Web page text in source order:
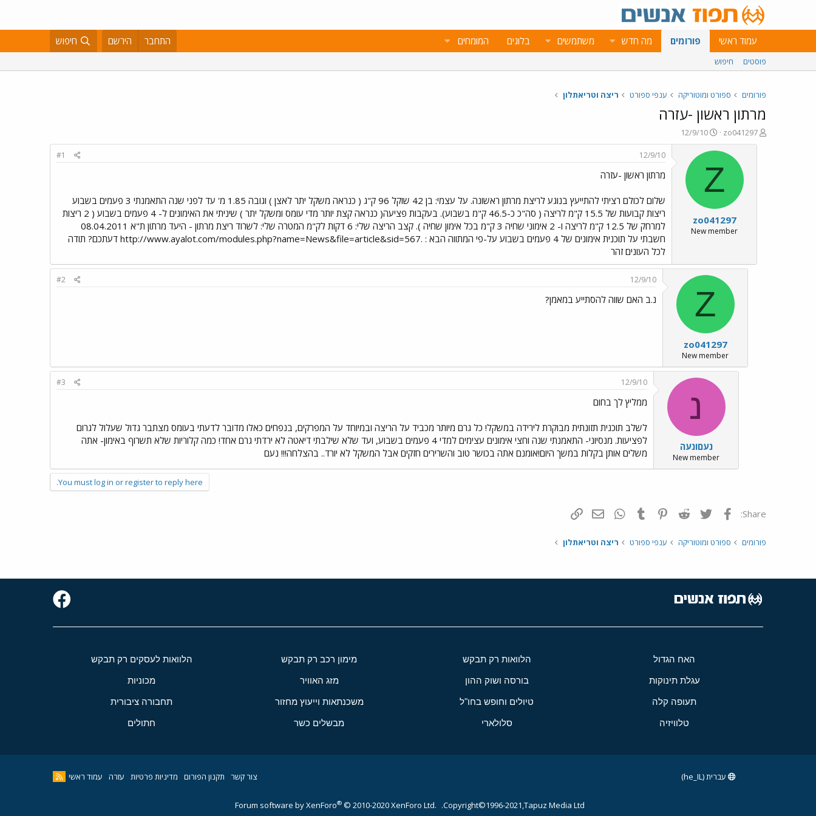
עמוד ראשי פורומים מה חדש משתמשים בלוגים המומחים התחבר הירשם חיפוש
פוסטים חיפוש
פורומים ספורט ומוטוריקה ענפי ספורט ריצה וטריאתלון
מרתון ראשון -עזרה
פ
ו
zo041297
פ
ו
ר
ב
א
ר
12/9/10
Z
zo041297
New member
12/9/10
#1
מרתון ראשון -עזרה
שלום לכולם רציתי להתייעץ בנוגע לריצת מרתון ראשונה. על עצמי: בן 42 שוקל 96 ק"ג ( כנראה משקל יתר לאצן ) וגובה 1.85 מ' עד לפני שנה התאמנתי 3 פעמים בשבוע
ריצות קבועות של 15.5 ק"מ לריצה ( סה"כ כ-46.5 ק"מ בשבוע). בעקבות פציעה( כנראה קצת יותר מדי עומס ומשקל יתר ) שיניתי את האימונים ל- 4 פעמים בשבוע ( 2 ריצות
למרחק של 12.5 ק"מ לריצה ו- 2 אימוני שחיה 3 ק"מ בכל אימון שחיה ). קצב הריצה שלי: 6 דקות לק"מ המטרה שלי: לשרוד ריצת מרתון - היעד מרתון ת"א 08.04.2011
חשבתי על תוכנית אימונים של 4 פעמים בשבוע על-פי המתווה הבא : .http://www.ayalot.com/modules.php?name=News&file=article&sid=567 דעתכם? תודה
לכל העונים זהר
Z
zo041297
New member
12/9/10
#2
נ.ב האם שווה להסתייע במאמן?
נ
נעםונעה
New member
12/9/10
#3
ממליץ לך בחום
לשלב תוכנית תזונתית מבוקרת לירידה במשקל! כל גרם מיותר מכביד על הריצה ובמיוחד על המפרקים, בנפחים כאלו מדובר לדעתי בעומס מצתבר גדול שעלול לגרום
לפציעות. מנסיוני- התאמנתי שנה וחצי אימונים עצימים למדי 4 פעמים בשבוע, ועד שלא שילבתי דיאטה לא ירדתי גרם אחד! כמה קלוריות שלא תשרוף באימון- אתה
משלים אותן בקלות במשך היום!אומנם אתה בכושר טוב והשרירים חזקים אבל המשקל לא יורד.. בהצלחה!!! נעם
You must log in or register to reply here.
Share: פייסבוק Twitter
Reddit
Pinterest
Tumblr
WhatsAppדואר אלקטרוני
פורומים ספורט ומוטוריקה ענפי ספורט ריצה וטריאתלון
האח הגדול הלוואות רק תבקש מימון רכב רק תבקש הלוואות לעסקים רק תבקש
עגלת תינוקות בורסה ושוק ההון מזג האוויר מכוניות
תעופה קלה טיולים וחופש בחו"ל משכנתאות וייעוץ מחזור תחבורה ציבורית
טלוויזיה סלולארי מבשלים כשר חתולים
צור קשר תקנון הפורום מדיניות פרטיות עזרה עמוד ראשי עברית (he_IL)
Copyright©1996-2021,Tapuz Media Ltd.
Forum software by XenForo® © 2010-2020 XenForo Ltd.